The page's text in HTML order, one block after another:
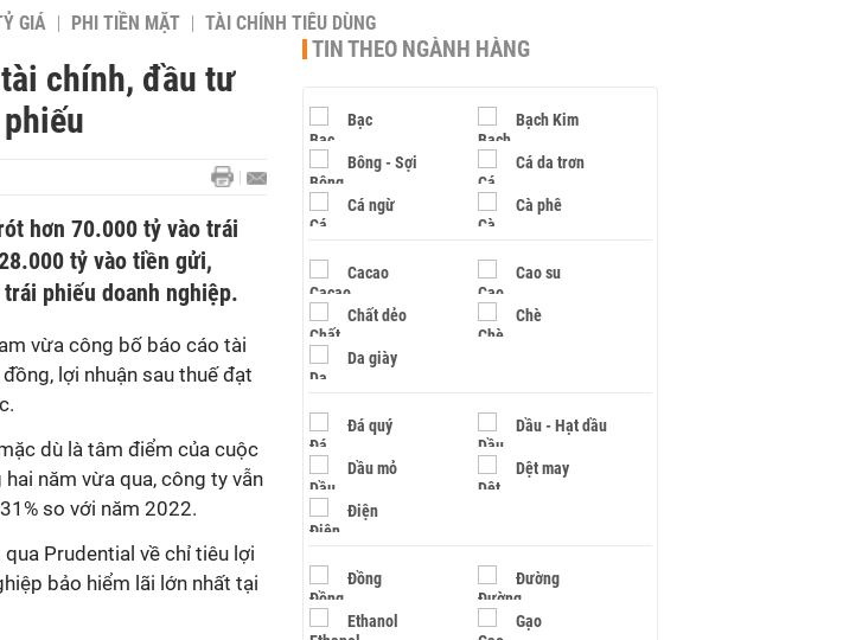
GIÁ PHI TIỀN MẶT TÀI CHÍNH TIÊU DÙNG
chính, đầu tư
hơn 70.000 tỷ vào trái
tỷ vào tiền gửi,
phiếu doanh nghiệp.
vừa công bố báo cáo tài
lợi nhuận sau thuế đạt
dù là tâm điểm của cuộc
năm vừa qua, công ty vẫn
so với năm 2022.
Prudential về chỉ tiêu lợi
bảo hiểm lãi lớn nhất tại
TIN THEO NGÀNH HÀNG
Bạc Bạch Kim
Bông - Sợi Cá da trơn
Cá ngừ Cà phê
Cacao Cao su
Chất dẻo Chè
Da giày
Đá quý Dầu - Hạt dầu
Dầu mỏ Dệt may
Điện
Đồng Đường
Ethanol Gạo